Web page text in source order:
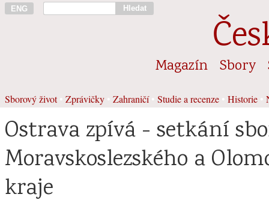
ENG Hledat
Magazín Sbory
Sborový život• Zprávičky Zahraničí• Studie a recenze Historie
Ostrava zpívá - setkání
Moravskoslezského a
kraje